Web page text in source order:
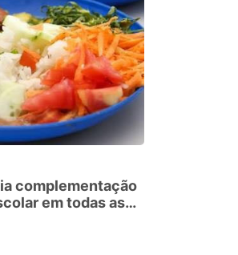
complementação
em todas as